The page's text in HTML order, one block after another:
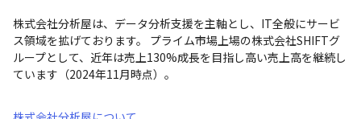
株式会社分析屋は、データ分析支援を主軸とし、IT全般にサービ
ス領域を拡げております。 プライム市場上場の株式会社SHIFTグ
ループとして、近年は売上130%成長を目指し高い売上高を継続し
ています（2024年11月時点）。